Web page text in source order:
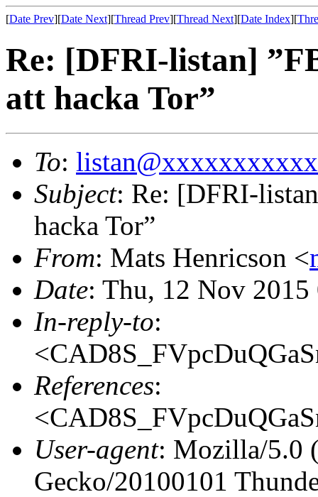
[Date Prev][Date Next][Thread Prev][Thread Next][Date Index][
Re: [DFRI-listan]
att hacka Tor”
To:
Subject: Re: [DFRI-
hacka Tor”
From: Mats Henricson <
Date: Thu, 12 Nov
In-reply-to:
References:
User-agent: Mozilla/5.0
Gecko/20100101